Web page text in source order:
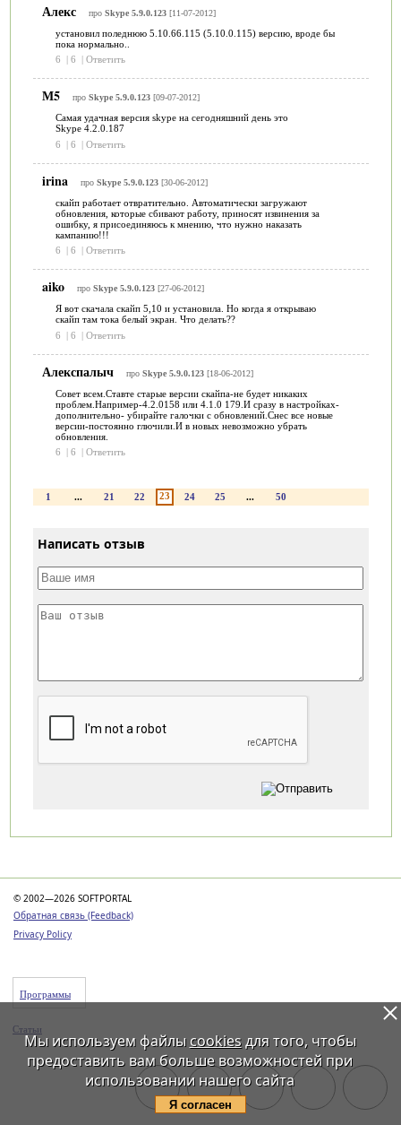
Алекс про Skype 5.9.0.123[11-07-2012]
установил поледнюю 5.10.66.115 (5.10.0.115) версию, вроде бы
пока нормально..
6
| 6 | Ответить
М5 про Skype 5.9.0.123[09-07-2012]
Самая удачная версия skype на сегодняшний день это
Skype 4.2.0.187
6
| 6 | Ответить
irina про Skype 5.9.0.123[30-06-2012]
скайп работает отвратительно. Автоматически загружают
обновления, которые сбивают работу, приносят извинения за
ошибку, я присоединяюсь к мнению, что нужно наказать
кампанию!!!
6
| 6 | Ответить
aiko про Skype 5.9.0.123[27-06-2012]
Я вот скачала скайп 5,10 и установила. Но когда я открываю
скайп там тока белый экран. Что делать??
6
| 6 | Ответить
Алекспалыч про Skype 5.9.0.123[18-06-2012]
Совет всем.Ставте старые версии скайпа-не будет никаких
проблем.Например-4.2.0158 или 4.1.0 179.И сразу в настройках-
дополнительно- убирайте галочки с обновлений.Снес все новые
версии-постоянно глючили.И в новых невозможно убрать
обновления.
6
| 6 | Ответить
1 ... 21 22 23 24 25 ... 50
Написать отзыв
© 2002—2026 SOFTPORTAL
Обратная связь (Feedback)
Privacy Policy
Программы
Статьи
Мы используем файлы cookiesдля того, чтобы
предоставить вам больше возможностей при
использовании нашего сайта